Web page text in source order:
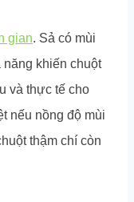
gian. Sả có mùi
khiến chuột
và thực tế cho
nếu nồng độ mùi
thậm chí còn